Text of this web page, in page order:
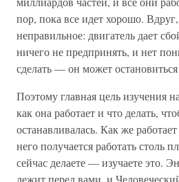
пор, пока все идет хорошо.
неправильное: двигатель дает
ничего не предпринять, и нет
сделать — он может
Поэтому главная цель
как она работает и что делать,
останавливалась. Как же
него получается работать столь
сейчас делаете — изучаете это.
лежит перед вами, и